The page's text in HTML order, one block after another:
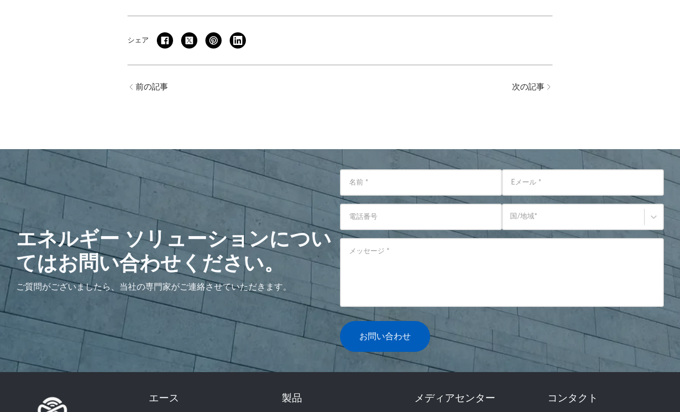
シェア
前の記事 次の記事
エネルギー ソリューションについ
てはお問い合わせください。
ご質問がございましたら、当社の専門家がご連絡させていただきます。
名前 * Eメール *
電話番号 国/地域*
メッセージ *
お問い合わせ
エース 製品 メディアセンター コンタクト